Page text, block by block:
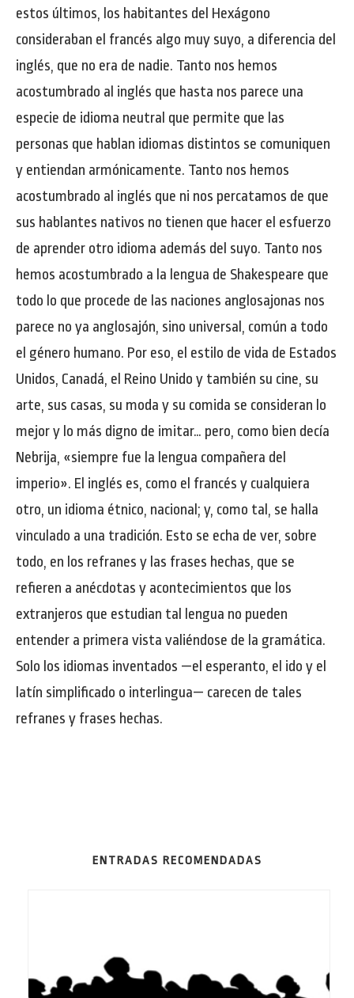
estos últimos, los habitantes del Hexágono
consideraban el francés algo muy suyo, a diferencia del
inglés, que no era de nadie. Tanto nos hemos
acostumbrado al inglés que hasta nos parece una
especie de idioma neutral que permite que las
personas que hablan idiomas distintos se comuniquen
y entiendan armónicamente. Tanto nos hemos
acostumbrado al inglés que ni nos percatamos de que
sus hablantes nativos no tienen que hacer el esfuerzo
de aprender otro idioma además del suyo. Tanto nos
hemos acostumbrado a la lengua de Shakespeare que
todo lo que procede de las naciones anglosajonas nos
parece no ya anglosajón, sino universal, común a todo
el género humano. Por eso, el estilo de vida de Estados
Unidos, Canadá, el Reino Unido y también su cine, su
arte, sus casas, su moda y su comida se consideran lo
mejor y lo más digno de imitar… pero, como bien decía
Nebrija, «siempre fue la lengua compañera del
imperio». El inglés es, como el francés y cualquiera
otro, un idioma étnico, nacional; y, como tal, se halla
vinculado a una tradición. Esto se echa de ver, sobre
todo, en los refranes y las frases hechas, que se
refieren a anécdotas y acontecimientos que los
extranjeros que estudian tal lengua no pueden
entender a primera vista valiéndose de la gramática.
Solo los idiomas inventados —el esperanto, el ido y el
latín simplificado o interlingua— carecen de tales
refranes y frases hechas.
ENTRADAS RECOMENDADAS